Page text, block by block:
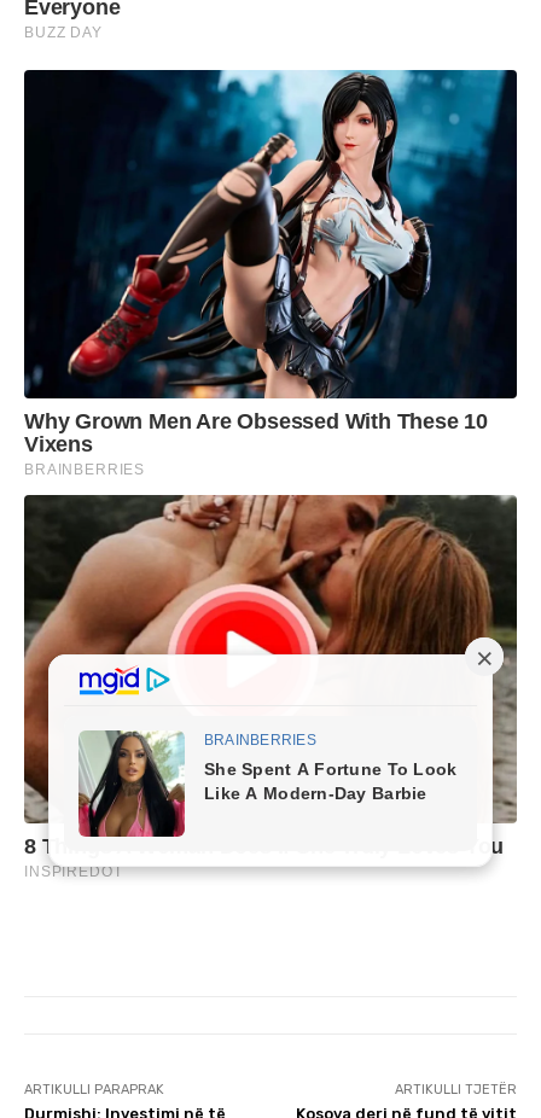
ARTIKULLI PARAPRAK
Durmishi: Investimi në të
ARTIKULLI TJETËR
Kosova deri në fund të vitit